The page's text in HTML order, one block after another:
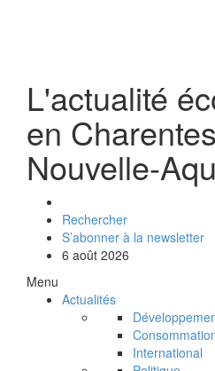
L'actualité
en
Nouvelle-
Rechercher
S’abonner à la newsletter
6 août 2026
Menu
Actualités
International